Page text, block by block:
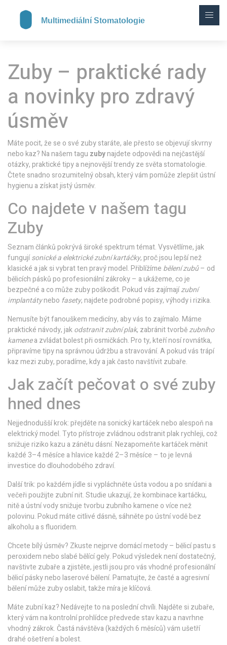
Zuby – praktické rady
a novinky pro zdravý
úsměv
Máte pocit, že se o své zuby staráte, ale přesto se objevují skvrny
nebo kaz? Na našem tagu zubynajdete odpovědi na nejčastější
otázky, praktické tipy a nejnovější trendy ze světa stomatologie.
Čtete snadno srozumitelný obsah, který vám pomůže zlepšit ústní
hygienu a získat jistý úsměv.
Co najdete v našem tagu
Zuby
Seznam článků pokrývá široké spektrum témat. Vysvětlíme, jak
fungujísonické a elektrické zubní kartáčky, proč jsou lepší než
klasické a jak si vybrat ten pravý model. Přiblížíme bělení zubů– od
bělicích pásků po profesionální zákroky – a ukážeme, co je
bezpečné a co může zuby poškodit. Pokud vás zajímajízubní
implantátynebo fasety, najdete podrobné popisy, výhody i rizika.
Nemusíte být fanouškem medicíny, aby vás to zajímalo. Máme
praktické návody, jakodstranit zubní plak, zabránit tvorbězubního
kamenea zvládat bolest při osmičkách. Pro ty, kteří nosí rovnátka,
připravíme tipy na správnou údržbu a stravování. A pokud vás trápí
kaz mezi zuby, poradíme, kdy a jak často navštívit zubaře.
Jak začít pečovat o své zuby
hned dnes
Nejjednodušší krok: přejděte na sonický kartáček nebo alespoň na
elektrický model. Tyto přístroje zvládnou odstranit plak rychleji, což
snižuje riziko kazu a zánětu dásní. Nezapomeňte kartáček měnit
každé 3–4 měsíce a hlavice každé 2–3 měsíce – to je levná
investice do dlouhodobého zdraví.
Další trik: po každém jídle si vypláchněte ústa vodou a po snídani a
večeři použijte zubní nit. Studie ukazují, že kombinace kartáčku,
nitě a ústní vody snižuje tvorbu zubního kamene o více než
polovinu. Pokud máte citlivé dásně, sáhněte po ústní vodě bez
alkoholu a s fluoridem.
Chcete bílý úsměv? Zkuste nejprve domácí metody – bělicí pastu s
peroxidem nebo slabé bělící gely. Pokud výsledek není dostatečný,
navštivte zubaře a zjistěte, jestli jsou pro vás vhodné profesionální
bělicí pásky nebo laserové bělení. Pamatujte, že časté a agresivní
bělení může zuby oslabit, takže míra je klíčová.
Máte zubní kaz? Nedávejte to na poslední chvíli. Najděte si zubaře,
který vám na kontrolní prohlídce předvede stav kazu a navrhne
vhodný zákrok. Častá návštěva (každých 6 měsíců) vám ušetří
drahé ošetření a bolest.